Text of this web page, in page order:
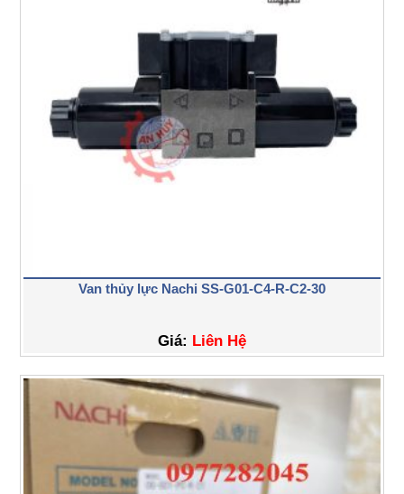
Van thủy lực Nachi SS-G01-C4-R-C2-30
Giá: Liên Hệ